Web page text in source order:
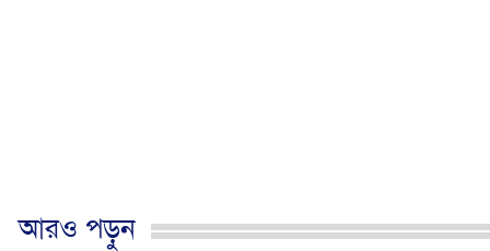
আরও পড়ুন